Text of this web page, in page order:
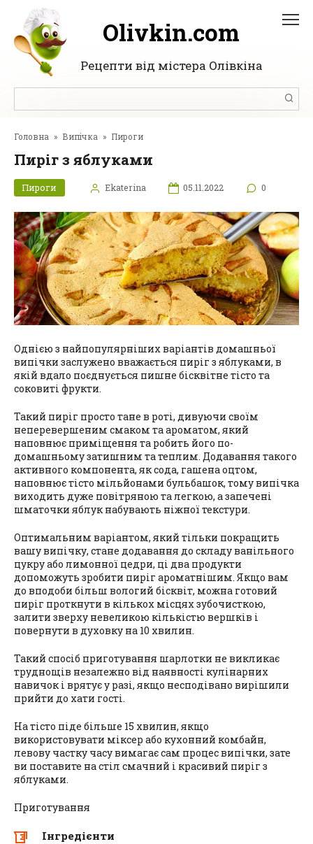
Перейти
вмісту
Olivkin.com
Рецепти від містера Олівкіна
Головна » Випічка » Пироги
Пиріг з яблуками
Пироги Ekaterina 05.11.2022 0
Однією з найпопулярніших варіантів домашньої
випічки заслужено вважається пиріг з яблуками, в
якій вдало поєднується пишне бісквітне тісто та
соковиті фрукти.
Такий пиріг просто тане в роті, дивуючи своїм
неперевершеним смаком та ароматом, який
наповнює приміщення та робить його по-
домашньому затишним та теплим. Додавання такого
активного компонента, як сода, гашена оцтом,
наповнює тісто мільйонами бульбашок, тому випічка
виходить дуже повітряною та легкою, а запечені
шматочки яблук набувають ніжної текстури.
Оптимальним варіантом, який тільки покращить
вашу випічку, стане додавання до складу ванільного
цукру або лимонної цедри, ці два продукти
допоможуть зробити пиріг ароматнішим. Якщо вам
до вподоби більш вологий бісквіт, можна готовий
пиріг проткнути в кількох місцях зубочисткою,
залити зверху невеликою кількістю вершків і
повернути в духовку на 10 хвилин.
Такий спосіб приготування шарлотки не викликає
труднощів незалежно від наявності кулінарних
навичок і врятує у разі, якщо несподівано вирішили
прийти до хати гості.
На тісто піде більше 15 хвилин, якщо
використовувати міксер або кухонний комбайн,
левову частку часу вимагає сам процес випічки, зате
ви поставите на стіл смачний і красивий пиріг з
яблуками.
Приготування
Інгредієнти